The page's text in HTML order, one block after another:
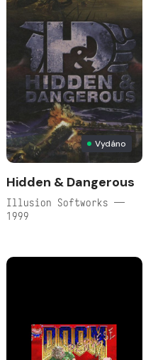
Vydáno
Hidden & Dangerous
Illusion Softworks —
1999